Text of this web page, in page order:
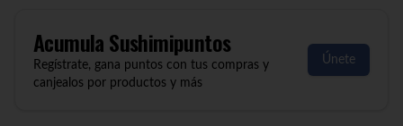
AcumulaSushimipuntos
Regístrate, gana puntos con tus compras y
canjealos por productos y más
Únete